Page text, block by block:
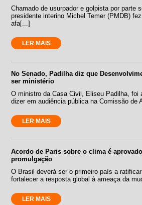
Chamado de usurpador e golpista por parte
presidente interino Michel Temer (PMDB)
afa[...]
LER MAIS
No Senado, Padilha diz que
ser ministério
O ministro da Casa Civil, Eliseu Padilha, foi
dizer em audiência pública na Comissão de
LER MAIS
Acordo de Paris sobre o clima é
promulgação
O Brasil deverá ser o primeiro país a
fortalecer a resposta global à ameaça da
LER MAIS